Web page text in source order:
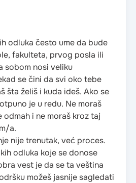
odluka često ume da bude
fakulteta, prvog posla ili
sobom nosi veliku
se čini da svi oko tebe
šta želiš i kuda ideš. Ako se
je u redu. Ne moraš
i ne moraš kroz taj
a.
nije trenutak, već proces.
odluka koje se donose
vest je da se ta veština
možeš jasnije sagledati